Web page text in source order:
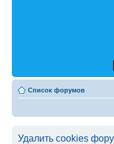
Список форумов
Удалить cookies